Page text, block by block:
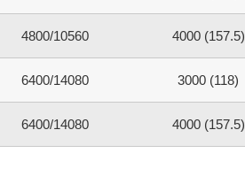
4800/10560 4000 (157.5)
6400/14080 3000 (118)
6400/14080 4000 (157.5)